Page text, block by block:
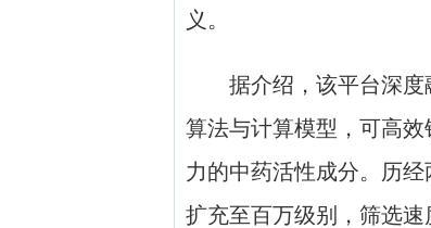
义。
据介绍，该平台深度
算法与计算模型，可高
力的中药活性成分。历
扩充至百万级别，筛选速